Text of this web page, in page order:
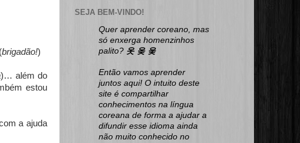
brigadão!)
)… além do
estou
a ajuda
SEJA BEM-VINDO!
Quer aprender coreano, mas
só enxerga homenzinhos
palito? 옷 옺 웆
Então vamos aprender
juntos aqui! O intuito deste
site é compartilhar
conhecimentos na língua
coreana de forma a ajudar a
difundir esse idioma ainda
não muito conhecido no